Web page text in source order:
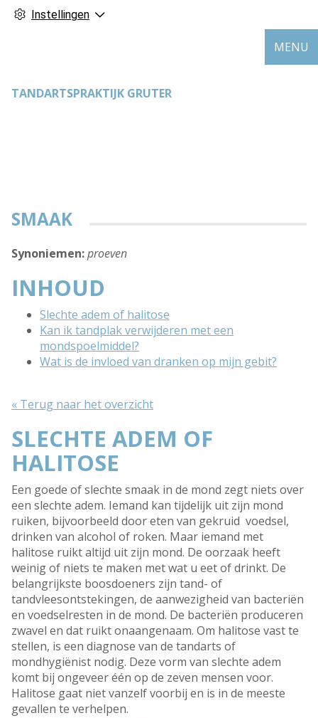
Instellingen
TANDARTSPRAKTIJK GRUTER
MENU
SMAAK
Synoniemen:proeven
INHOUD
Slechte adem of halitose
Kan ik tandplak verwijderen met een
mondspoelmiddel?
Wat is de invloed van dranken op mijn gebit?
« Terug naar het overzicht
SLECHTE ADEM OF
HALITOSE
Een goede of slechte smaak in de mond zegt niets over
een slechte adem. Iemand kan tijdelijk uit zijn mond
ruiken, bijvoorbeeld door eten van gekruid voedsel,
drinken van alcohol of roken. Maar iemand met
halitose ruikt altijd uit zijn mond. De oorzaak heeft
weinig of niets te maken met wat u eet of drinkt. De
belangrijkste boosdoeners zijn tand- of
tandvleesontstekingen, de aanwezigheid van bacteriën
en voedselresten in de mond. De bacteriën produceren
zwavel en dat ruikt onaangenaam. Om halitose vast te
stellen, is een diagnose van de tandarts of
mondhygiënist nodig. Deze vorm van slechte adem
komt bij ongeveer één op de zeven mensen voor.
Halitose gaat niet vanzelf voorbij en is in de meeste
gevallen te verhelpen.